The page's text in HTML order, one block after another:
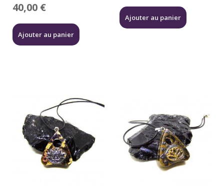
40,00 €
Ajouter au panier
Ajouter au panier